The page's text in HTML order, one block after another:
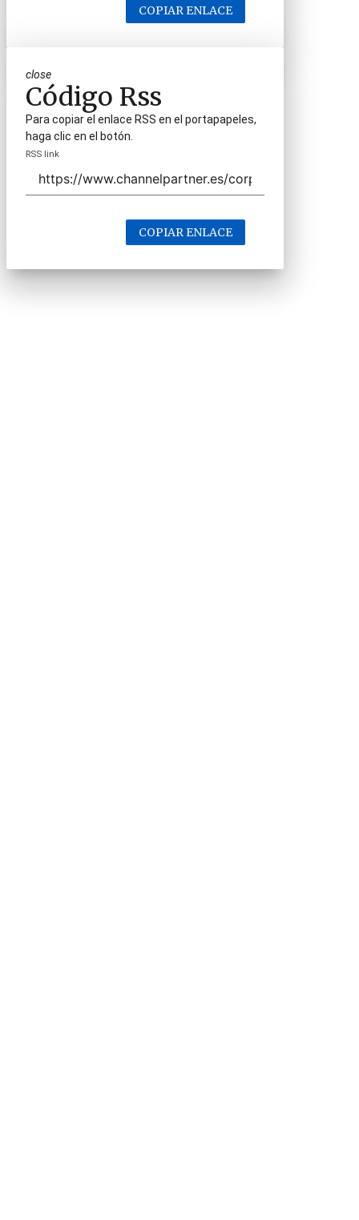
COPIAR ENLACE
close
Código Rss
Para copiar el enlace RSS en el portapapeles,
haga clic en el botón.
RSS link
COPIAR ENLACE